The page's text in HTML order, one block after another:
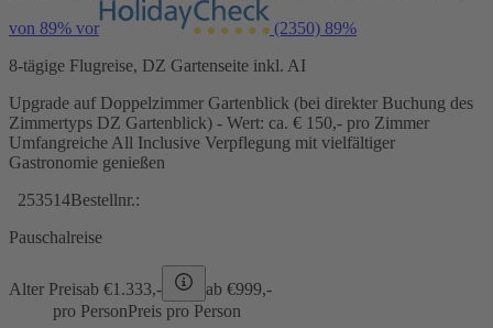
von 89% vor (2350) 89%
8-tägige Flugreise, DZ Gartenseite inkl. AI
Upgrade auf Doppelzimmer Gartenblick (bei direkter Buchung des
Zimmertyps DZ Gartenblick) - Wert: ca. € 150,- pro Zimmer
Umfangreiche All Inclusive Verpflegung mit vielfältiger
Gastronomie genießen
253514Bestellnr.:
Pauschalreise
Alter Preisab €1.333,- ab €999,-
pro PersonPreis pro Person